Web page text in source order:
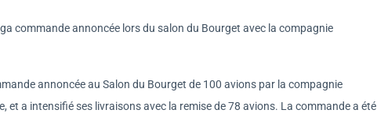
commande annoncée lors du salon du Bourget avec la compagnie
annoncée au Salon du Bourget de 100 avions par la compagnie
et a intensifié ses livraisons avec la remise de 78 avions. La commande a été